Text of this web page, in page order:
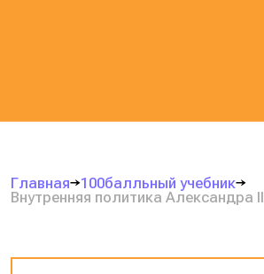
Главная
100балльный учебник
Внутренняя политика Александра II